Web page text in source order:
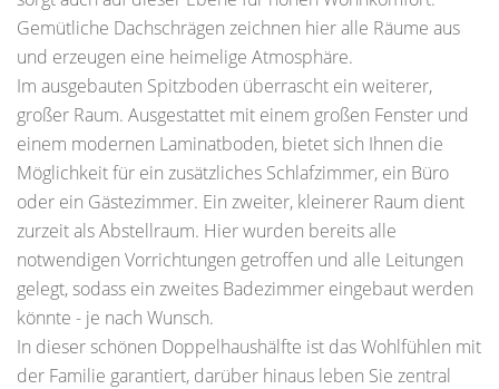
Gemütliche Dachschrägen zeichnen hier alle Räume aus
und erzeugen eine heimelige Atmosphäre.
Im ausgebauten Spitzboden überrascht ein weiterer,
großer Raum. Ausgestattet mit einem großen Fenster und
einem modernen Laminatboden, bietet sich Ihnen die
Möglichkeit für ein zusätzliches Schlafzimmer, ein Büro
oder ein Gästezimmer. Ein zweiter, kleinerer Raum dient
zurzeit als Abstellraum. Hier wurden bereits alle
notwendigen Vorrichtungen getroffen und alle Leitungen
gelegt, sodass ein zweites Badezimmer eingebaut werden
könnte - je nach Wunsch.
In dieser schönen Doppelhaushälfte ist das Wohlfühlen mit
der Familie garantiert, darüber hinaus leben Sie zentral